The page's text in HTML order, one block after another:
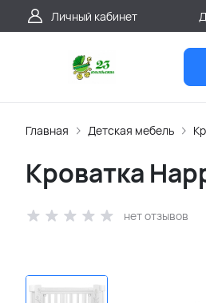
Личный кабинет
Главная Детская мебель
Кроватка
нет отзывов